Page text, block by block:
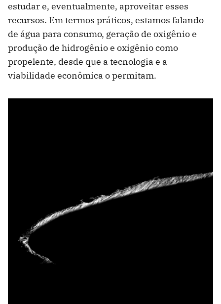
estudar e, eventualmente, aproveitar esses
recursos. Em termos práticos, estamos falando
de água para consumo, geração de oxigênio e
produção de hidrogênio e oxigênio como
propelente, desde que a tecnologia e a
viabilidade econômica o permitam.